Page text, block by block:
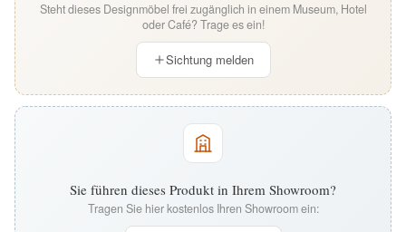
Steht dieses Designmöbel frei zugänglich in einem Museum, Hotel
oder Café? Trage es ein!
Sichtung melden
Sie führen dieses Produkt in Ihrem Showroom?
Tragen Sie hier kostenlos Ihren Showroom ein: